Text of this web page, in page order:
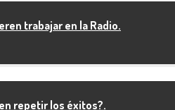
trabajar en la Radio.
repetir los éxitos?.